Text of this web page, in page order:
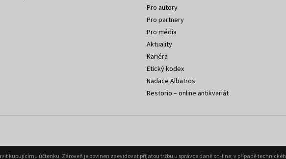
Pro autory
Pro partnery
Pro média
Aktuality
Kariéra
Etický kodex
Nadace Albatros
Restorio – online antikvariát
kupujícímu účtenku. Zároveň je povinen zaevidovat přijatou tržbu u správce daně on-line; v případě